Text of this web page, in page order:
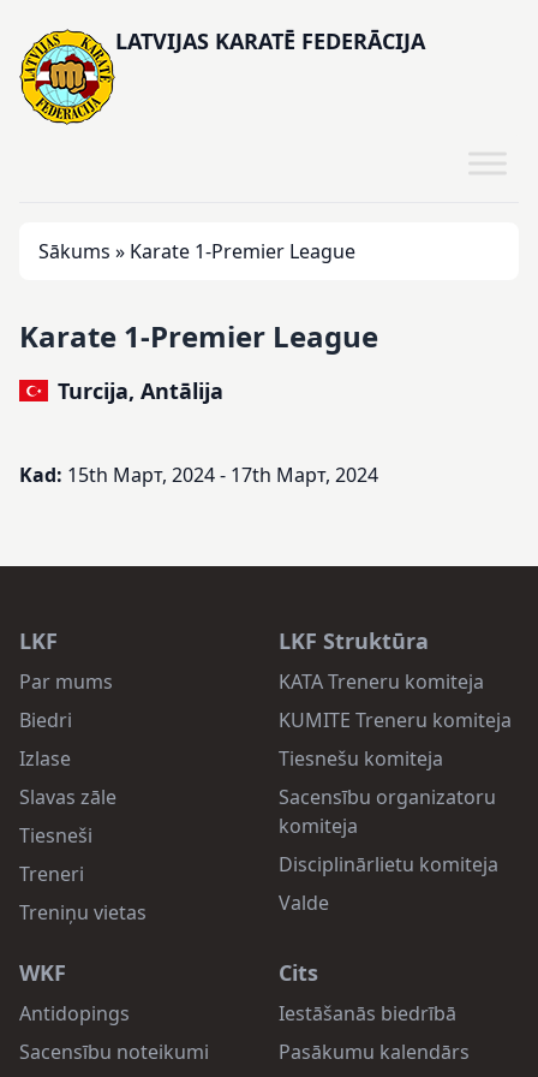
LATVIJAS KARATĒ FEDERĀCIJA
Sākums » Karate 1-Premier League
Karate 1-Premier League
Turcija, Antālija
Kad: 15th Март, 2024 - 17th Март, 2024
LKF
Par mums
Biedri
Izlase
Slavas zāle
Tiesneši
Treneri
Treniņu vietas
LKF Struktūra
KATA Treneru komiteja
KUMITE Treneru komiteja
Tiesnešu komiteja
Sacensību organizatoru
komiteja
Disciplinārlietu komiteja
Valde
WKF
Antidopings
Sacensību noteikumi
Cits
Iestāšanās biedrībā
Pasākumu kalendārs